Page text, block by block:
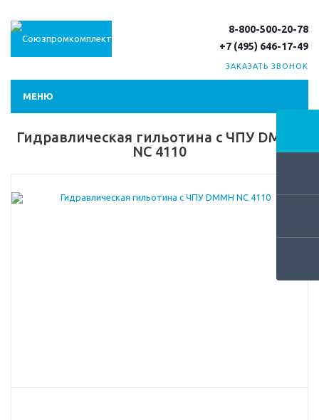
8-800-500-20-78
+7 (495) 646-17-49
ЗАКАЗАТЬ ЗВОНОК
МЕНЮ
Гидравлическая гильотина с ЧПУ DMMH
NC 4110